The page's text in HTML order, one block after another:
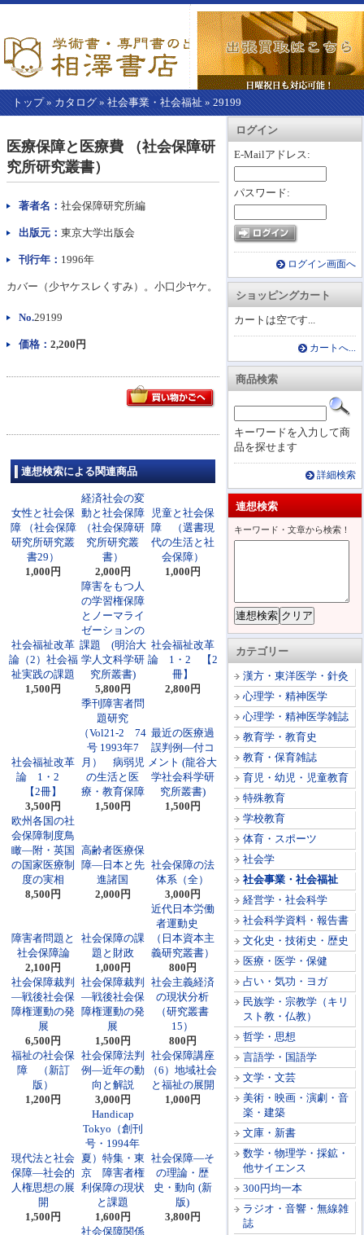
トップ» カタログ » 社会事業・社会福祉 » 29199
カートを見る
ログイン
E-Mailアドレス:
パスワード:
ログイン画面へ
ショッピングカート
カートは空です...
カートへ...
商品検索
キーワードを入力して商
品を探せます
詳細検索
連想検索
キーワード・文章から検索！
カテゴリー
漢方・東洋医学・針灸
心理学・精神医学
心理学・精神医学雑誌
教育学・教育史
教育・保育雑誌
育児・幼児・児童教育
特殊教育
学校教育
体育・スポーツ
社会学
社会事業・社会福祉
経営学・社会科学
社会科学資料・報告書
文化史・技術史・歴史
医療・医学・保健
占い・気功・ヨガ
民族学・宗教学（キリ
スト教・仏教）
哲学・思想
言語学・国語学
文学・文芸
美術・映画・演劇・音
楽・建築
文庫・新書
数学・物理学・採鉱・
他サイエンス
300円均一本
ラジオ・音響・無線雑
誌
こ
か
ら
本
文】
医療保障と医療費 （社会保障研
究所研究叢書）
著者名： 社会保障研究所編
出版元： 東京大学出版会
刊行年： 1996年
カバー（少ヤケスレくすみ）。小口少ヤケ。
No.29199
価格： 2,200円
連想検索による関連商品
女性と社会保
障 （社会保障
研究所研究叢
書29）
1,000円
経済社会の変
動と社会保障
（社会保障研
究所研究叢
書）
2,000円
児童と社会保
障 （選書現
代の生活と社
会保障）
1,000円
社会福祉改革
論（2）社会福
祉実践の課題
1,500円
障害をもつ人
の学習権保障
とノーマライ
ゼーションの
課題 (明治大
学人文科学研
究所叢書)
5,800円
社会福祉改革
論 1・2 【2
冊】
2,800円
社会福祉改革
論 1・2
【2冊】
3,500円
季刊障害者問
題研究
（Vol21-2 74
号 1993年7
月） 病弱児
の生活と医
療・教育保障
1,500円
最近の医療過
誤判例―付コ
メント (龍谷大
学社会科学研
究所叢書)
1,500円
欧州各国の社
会保障制度鳥
瞰―附・英国
の国家医療制
度の実相
8,500円
高齢者医療保
障―日本と先
進諸国
2,000円
社会保障の法
体系（全）
3,000円
障害者問題と
社会保障論
2,100円
社会保障の課
題と財政
1,000円
近代日本労働
者運動史
（日本資本主
義研究叢書）
800円
社会保障裁判
―戦後社会保
障権運動の発
展
6,500円
社会保障裁判
―戦後社会保
障権運動の発
展
1,500円
社会主義経済
の現状分析
（研究叢書
15）
800円
福祉の社会保
障 （新訂
版）
1,200円
社会保障法判
例―近年の動
向と解説
3,000円
社会保障講座
（6）地域社会
と福祉の展開
1,000円
現代法と社会
保障―社会的
人権思想の展
開
1,500円
Handicap
Tokyo（創刊
号・1994年
夏）特集・東
京 障害者権
利保障の現状
と課題
1,600円
社会保障―そ
の理論・歴
史・動向 (新
版)
3,800円
社会保障関係